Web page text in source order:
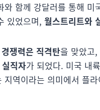
함께 강달러를 통해 미
있었으며, 월스트리트와
쟁력은 직격탄을 맞았고,
직자가 되었다. 미국 내
역이라는 의미에서 플